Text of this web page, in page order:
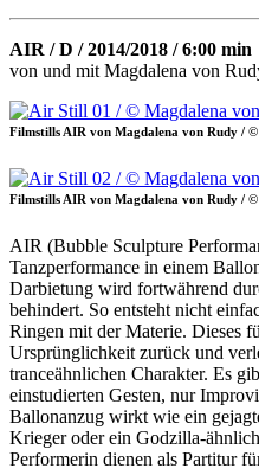
AIR / D / 2014/2018 / 6:00 min
von und mit Magdalena von
Filmstills AIR von Magdalena von Rudy /
Filmstills AIR von Magdalena von Rudy /
AIR (Bubble Sculpture
Tanzperformance in einem
Darbietung wird fortwährend
behindert. So entsteht nicht
Ringen mit der Materie. Dieses
Ursprünglichkeit zurück und
tranceähnlichen Charakter. Es
einstudierten Gesten, nur
Ballonanzug wirkt wie ein
Krieger oder ein Godzilla-
Performerin dienen als Partitur